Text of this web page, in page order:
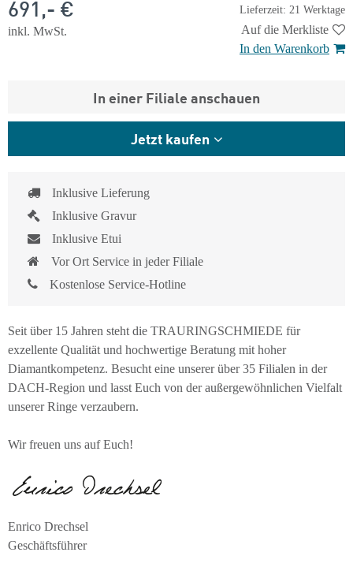
Lieferzeit: 21 Werktage
691,- €
inkl. MwSt.
Auf die Merkliste
In den Warenkorb
In einer Filiale anschauen
Jetzt kaufen
Inklusive Lieferung
Inklusive Gravur
Inklusive Etui
Vor Ort Service in jeder Filiale
Kostenlose Service-Hotline
Seit über 15 Jahren steht die TRAURINGSCHMIEDE für
exzellente Qualität und hochwertige Beratung mit hoher
Diamantkompetenz. Besucht eine unserer über 35 Filialen in der
DACH-Region und lasst Euch von der außergewöhnlichen Vielfalt
unserer Ringe verzaubern.
Wir freuen uns auf Euch!
Enrico Drechsel
Geschäftsführer